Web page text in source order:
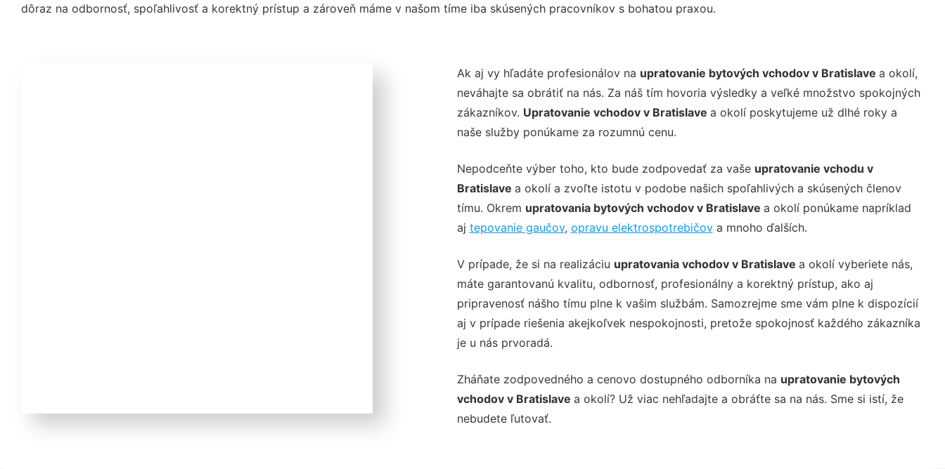
dôraz na odbornosť, spoľahlivosť a korektný prístup a zároveň máme v našom tíme iba skúsených pracovníkov s bohatou praxou.
Ak aj vy hľadáte profesionálov na upratovanie bytových vchodov v Bratislave a okolí,
neváhajte sa obrátiť na nás. Za náš tím hovoria výsledky a veľké množstvo spokojných
zákazníkov. Upratovanie vchodov v Bratislave a okolí poskytujeme už dlhé roky a
naše služby ponúkame za rozumnú cenu.
Nepodceňte výber toho, kto bude zodpovedať za vaše upratovanie vchodu v
Bratislave a okolí a zvoľte istotu v podobe našich spoľahlivých a skúsených členov
tímu. Okrem upratovania bytových vchodov v Bratislave a okolí ponúkame napríklad
aj tepovanie gaučov, opravu elektrospotrebičov a mnoho ďalších.
V prípade, že si na realizáciu upratovania vchodov v Bratislave a okolí vyberiete nás,
máte garantovanú kvalitu, odbornosť, profesionálny a korektný prístup, ako aj
pripravenosť nášho tímu plne k vašim službám. Samozrejme sme vám plne k dispozícií
aj v prípade riešenia akejkoľvek nespokojnosti, pretože spokojnosť každého zákazníka
je u nás prvoradá.
Zháňate zodpovedného a cenovo dostupného odborníka na upratovanie bytových
vchodov v Bratislave a okolí? Už viac nehľadajte a obráťte sa na nás. Sme si istí, že
nebudete ľutovať.